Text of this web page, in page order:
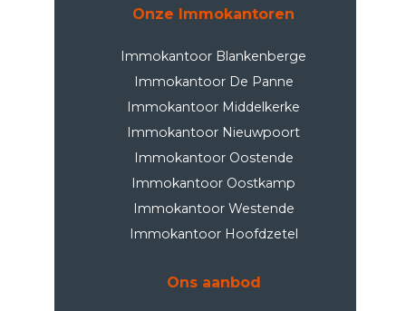
Onze Immokantoren
Immokantoor Blankenberge
Immokantoor De Panne
Immokantoor Middelkerke
Immokantoor Nieuwpoort
Immokantoor Oostende
Immokantoor Oostkamp
Immokantoor Westende
Immokantoor Hoofdzetel
Ons aanbod